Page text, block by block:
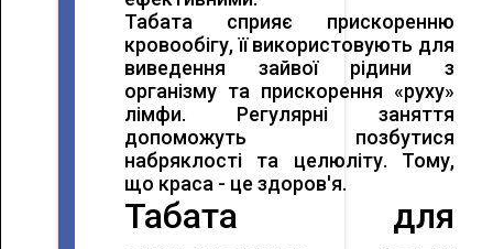
Табата сприяє прискоренню
кровообігу, її використовують для
виведення зайвої рідини з
організму та прискорення «руху»
лімфи. Регулярні заняття
допоможуть позбутися
набряклості та целюліту. Тому,
що краса - це здоров'я.
Табата для